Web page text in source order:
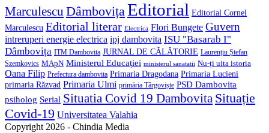
Marculescu DâmbovițaEditorial Editorial Cornel
Marculescu Editorial literar Electrica Flori Bungete Guvern
intreruperi energie electrica ipj dambovita ISU "Basarab I"
Dâmbovița
ITM Dambovita JURNAL DE CĂLĂTORIE Laurențiu Ștefan
Szemkovics MApN Ministerul Educației ministerul sanatatii Nu-ți uita istoria
Oana Filip Prefectura dambovita Primaria Dragodana Primaria Lucieni
primaria Răzvad Primaria Ulmi primăria Târgoviște PSD Dambovita
psiholog Serial Situatia Covid 19 Dambovita Situație
Covid-19 Universitatea Valahia
Copyright 2026 - Chindia Media